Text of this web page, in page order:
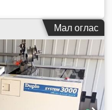
Мал оглас